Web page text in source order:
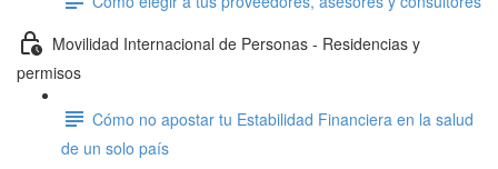
Movilidad Internacional de Personas - Residencias y
permisos
Cómo no apostar tu Estabilidad Financiera en la salud
de un solo país